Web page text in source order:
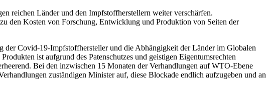
reichen Länder und den Impfstoffherstellern weiter verschärfen.
den Kosten von Forschung, Entwicklung und Produktion von Seiten der
der Covid-19-Impfstoffhersteller und die Abhängigkeit der Länder im Globalen
ist aufgrund des Patenschutzes und geistigen Eigentumsrechten
Bei den inzwischen 15 Monaten der Verhandlungen auf WTO-Ebene
zuständigen Minister auf, diese Blockade endlich aufzugeben und an